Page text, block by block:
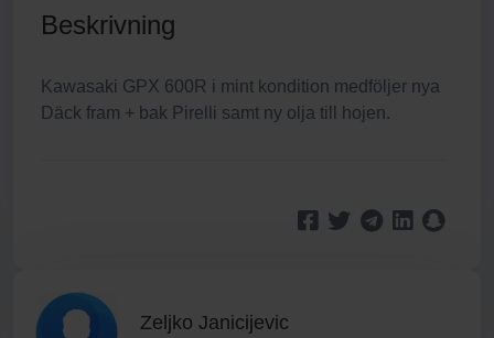
Beskrivning
Kawasaki GPX 600R i mint kondition medföljer nya
Däck fram + bak Pirelli samt ny olja till hojen.
Zeljko Janicijevic